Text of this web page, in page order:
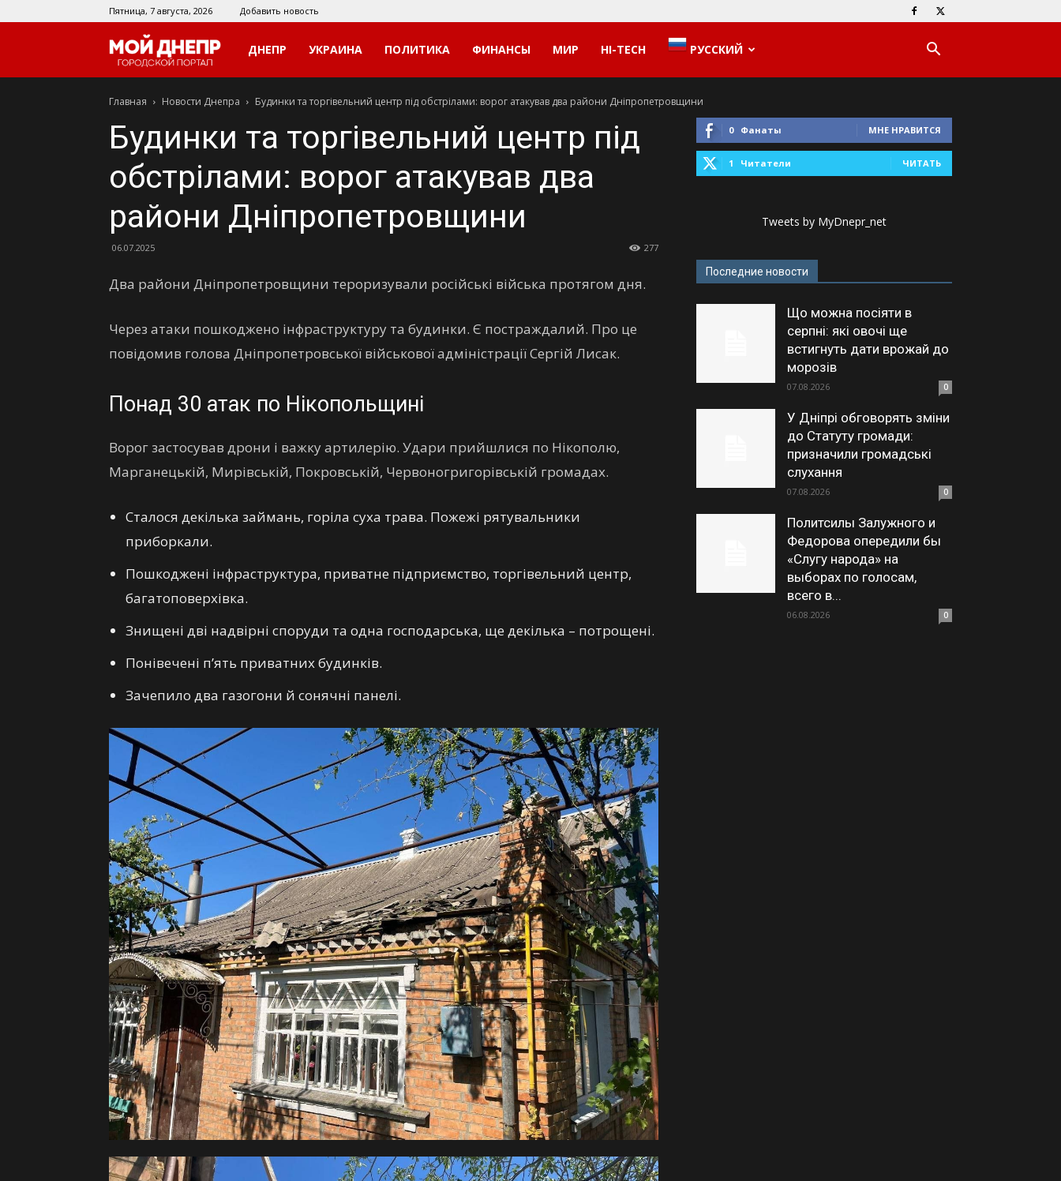
Пятница, 7 августа, 2026 Добавить новость
Мой
Днепр
ДНЕПР УКРАИНА ПОЛИТИКА ФИНАНСЫ МИР HI-TECH РУССКИЙ
Главная Новости Днепра Будинки та торгівельний центр під обстрілами: ворог атакував два райони Дніпропетровщини
Будинки та торгівельний центр під
обстрілами: ворог атакував два
райони Дніпропетровщини
06.07.2025 277
Два райони Дніпропетровщини тероризували російські війська протягом дня.
Через атаки пошкоджено інфраструктуру та будинки. Є постраждалий. Про це
повідомив голова Дніпропетровської військової адміністрації Сергій Лисак.
Понад 30 атак по Нікопольщині
Ворог застосував дрони і важку артилерію. Удари прийшлися по Нікополю,
Марганецькій, Мирівській, Покровській, Червоногригорівській громадах.
Сталося декілька займань, горіла суха трава. Пожежі рятувальники
приборкали.
Пошкоджені інфраструктура, приватне підприємство, торгівельний центр,
багатоповерхівка.
Знищені дві надвірні споруди та одна господарська, ще декілька – потрощені.
Понівечені пʼять приватних будинків.
Зачепило два газогони й сонячні панелі.
0 Фанаты МНЕ НРАВИТСЯ
1 Читатели ЧИТАТЬ
Tweets by MyDnepr_net
Последние новости
Що можна посіяти в
серпні: які овочі ще
встигнуть дати врожай до
морозів
07.08.2026 0
У Дніпрі обговорять зміни
до Статуту громади:
призначили громадські
слухання
07.08.2026 0
Политсилы Залужного и
Федорова опередили бы
«Слугу народа» на
выборах по голосам,
всего в...
06.08.2026 0